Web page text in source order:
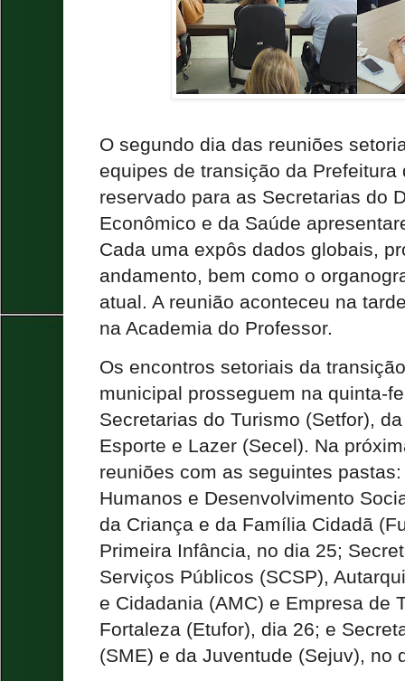
O segundo dia das reuniões
equipes de transição da Prefeitura
reservado para as Secretarias do
Econômico e da Saúde
Cada uma expôs dados globais,
andamento, bem como o
atual. A reunião aconteceu na
na Academia do Professor.
Os encontros setoriais da
municipal prosseguem na quinta-
Secretarias do Turismo (Setfor),
Esporte e Lazer (Secel). Na
reuniões com as seguintes
Humanos e Desenvolvimento
da Criança e da Família Cidadã
Primeira Infância, no dia 25;
Serviços Públicos (SCSP),
e Cidadania (AMC) e Empresa de
Fortaleza (Etufor), dia 26; e
(SME) e da Juventude (Sejuv), no